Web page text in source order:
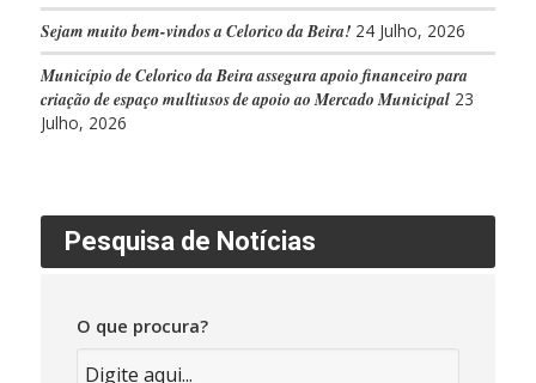
Sejam muito bem-vindos a Celorico da Beira! 24 Julho, 2026
Município de Celorico da Beira assegura apoio financeiro para
criação de espaço multiusos de apoio ao Mercado Municipal 23
Julho, 2026
Pesquisa de Notícias
O que procura?